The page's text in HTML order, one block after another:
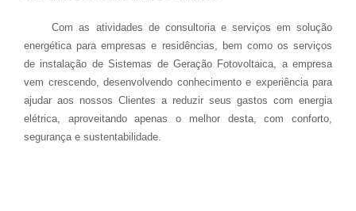
Com as atividades de consultoria e serviços em solução
energética para empresas e residências, bem como os serviços
de instalação de Sistemas de Geração Fotovoltaica, a empresa
vem crescendo, desenvolvendo conhecimento e experiência para
ajudar aos nossos Clientes a reduzir seus gastos com energia
elétrica, aproveitando apenas o melhor desta, com conforto,
segurança e sustentabilidade.